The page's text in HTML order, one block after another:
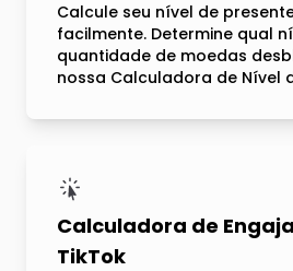
Calcule seu nível de
facilmente. Determine qual
quantidade de moedas
nossa Calculadora de Nível
Calculadora de
TikTok